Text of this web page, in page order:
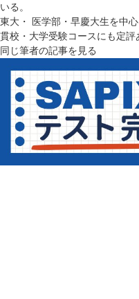
いる。
東大・ 医学部・早慶大生を中
貫校・大学受験コースにも定評
同じ筆者の記事を見る